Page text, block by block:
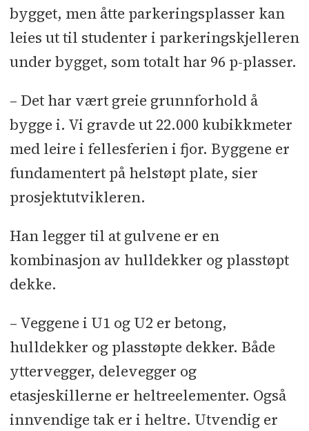
bygget, men åtte parkeringsplasser kan
leies ut til studenter i parkeringskjelleren
under bygget, som totalt har 96 p-plasser.
– Det har vært greie grunnforhold å
bygge i. Vi gravde ut 22.000 kubikkmeter
med leire i fellesferien i fjor. Byggene er
fundamentert på helstøpt plate, sier
prosjektutvikleren.
Han legger til at gulvene er en
kombinasjon av hulldekker og plasstøpt
dekke.
– Veggene i U1 og U2 er betong,
hulldekker og plasstøpte dekker. Både
yttervegger, delevegger og
etasjeskillerne er heltreelementer. Også
innvendige tak er i heltre. Utvendig er